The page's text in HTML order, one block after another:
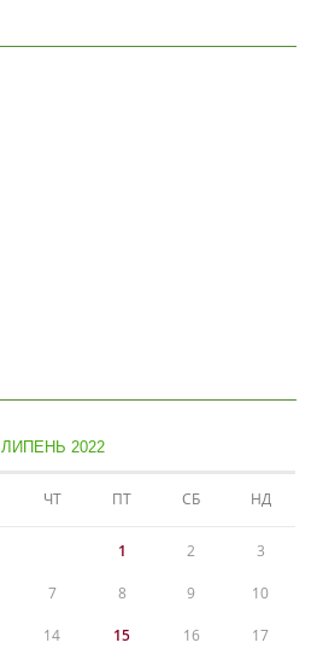
ЛИПЕНЬ 2022
ЧТ ПТ СБ НД
1 2 3
7 8 9 10
14 15 16 17